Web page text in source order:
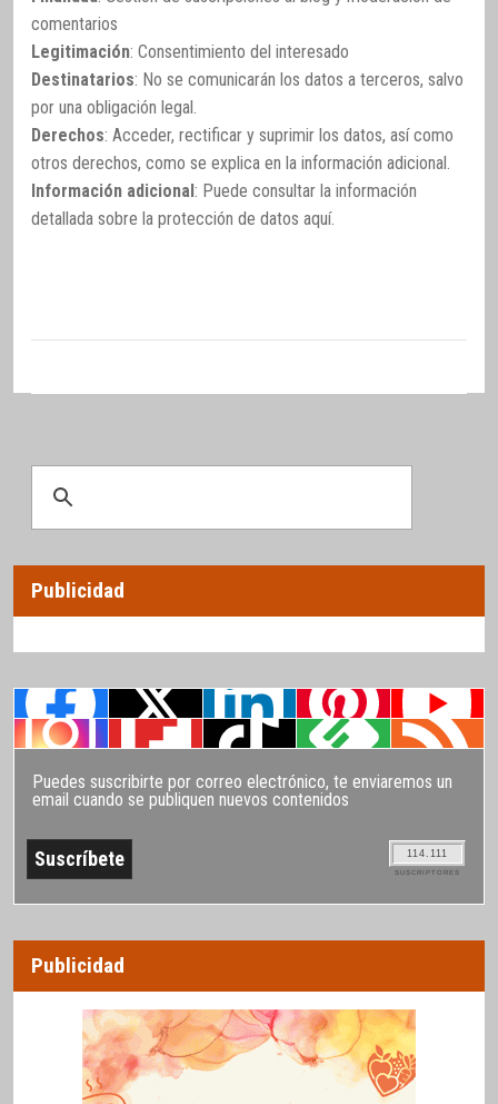
comentarios
Legitimación: Consentimiento del interesado
Destinatarios: No se comunicarán los datos a terceros, salvo
por una obligación legal.
Derechos: Acceder, rectificar y suprimir los datos, así como
otros derechos, como se explica en la información adicional.
Información adicional: Puede consultar la información
detallada sobre la protección de datos aquí.
Publicidad
Puedes suscribirte por correo electrónico, te enviaremos un
email cuando se publiquen nuevos contenidos
114.111
SUSCRIPTORES
Publicidad